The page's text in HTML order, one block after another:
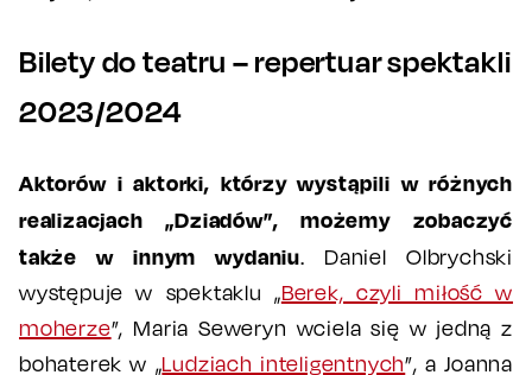
Bilety do teatru – repertuar spektakli
2023/2024
Aktorów i aktorki, którzy wystąpili w różnych
realizacjach „Dziadów”, możemy zobaczyć
także w innym wydaniu. Daniel Olbrychski
występuje w spektaklu „Berek, czyli miłość w
moherze”, Maria Seweryn wciela się w jedną z
bohaterek w „Ludziach inteligentnych”, a Joanna